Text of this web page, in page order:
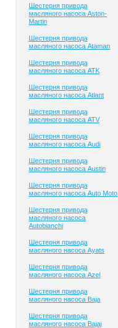
Шестерня привода
масляного насоса Aston-
Martin
Шестерня привода
масляного насоса Ataman
Шестерня привода
масляного насоса ATK
Шестерня привода
масляного насоса Atlant
Шестерня привода
масляного насоса ATV
Шестерня привода
масляного насоса Audi
Шестерня привода
масляного насоса Austin
Шестерня привода
масляного насоса Auto Moto
Шестерня привода
масляного насоса
Autobianchi
Шестерня привода
масляного насоса Ayats
Шестерня привода
масляного насоса Azel
Шестерня привода
масляного насоса Baja
Шестерня привода
масляного насоса Bajaj